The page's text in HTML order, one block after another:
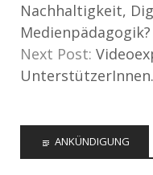
Nachhaltigkeit,
Medienpädagogik?
Next Post:
ANKÜNDIGUNG